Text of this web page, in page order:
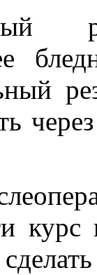
курс